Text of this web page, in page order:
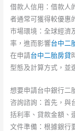
借款人信用：借款人
者通常可獲得較優惠
市場環境：全球經濟
率，進而影響台中二
在申請台中二胎房貸
型態及計算方式，並
想要申請台中銀行二
咨詢諮詢：首先，與
括利率、貸款金額、
文件準備：根據銀行